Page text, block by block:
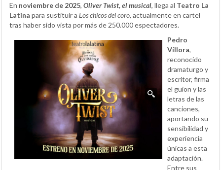
En noviembre de 2025, Oliver Twist, el musical, llega al Teatro La
Latina para sustituir a Los chicos del coro, actualmente en cartel
tras haber sido vista por más de 250.000 espectadores.
Pedro
Víllora,
reconocido
dramaturgo y
escritor, firma
el guion y las
letras de las
canciones,
aportando su
sensibilidad y
experiencia
únicas a esta
adaptación.
Entre sus